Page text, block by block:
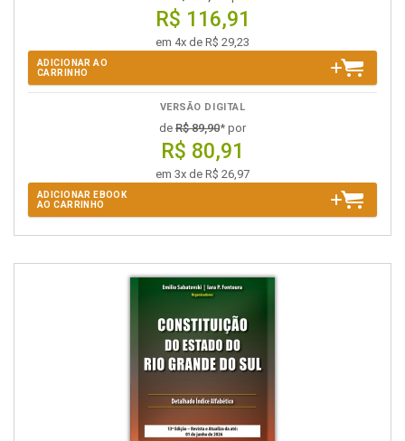
R$ 116,91
em 4x de R$ 29,23
ADICIONAR AO
CARRINHO
VERSÃO DIGITAL
de R$ 89,90* por
R$ 80,91
em 3x de R$ 26,97
ADICIONAR EBOOK
AO CARRINHO